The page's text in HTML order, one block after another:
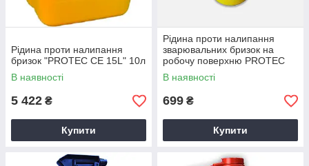
Рідина проти налипання
бризок "PROTEC СЕ 15L" 10л
В наявності
5 422 ₴
Купити
Рідина проти налипання
зварювальних бризок на
робочу поверхню PROTEC
CE 15L / 0,5 л
В наявності
699 ₴
Купити